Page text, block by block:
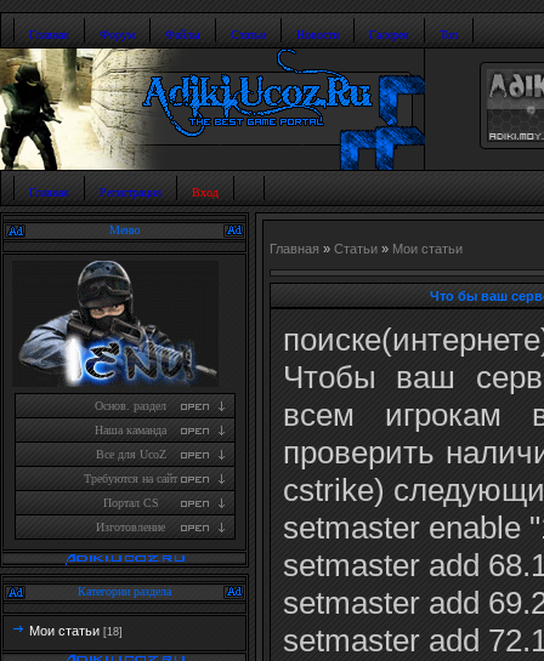
Главная Форум Файлы Статьи Новости Галерея Топ
Главная Регистрация Вход
Меню
Основ. раздел
Наша каманда
Все для UcoZ
Требуются на сайт
Портал CS
Изготовление
Категории раздела
Мои статьи [18]
Главная » Статьи » Мои статьи
Что бы ваш
Чтобы ваш
всем игрокам
проверить
cstrike)
setmaster enable
setmaster add
setmaster add
setmaster add